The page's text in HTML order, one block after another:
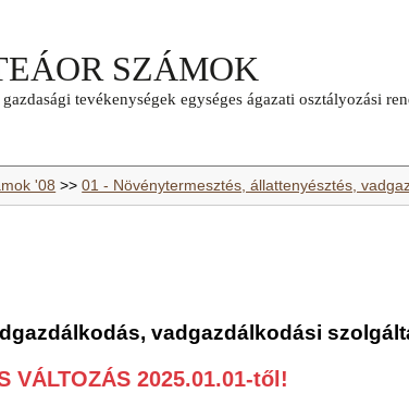
'08 >>01 - Növénytermesztés, állattenyésztés,
vadgazdálkodási
VÁLTOZÁS 2025.01.01-től!